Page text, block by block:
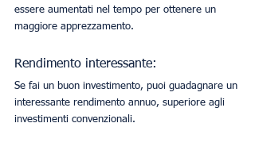
essere aumentati nel tempo per ottenere un
maggiore apprezzamento.
Rendimento interessante:
Se fai un buon investimento, puoi guadagnare un
interessante rendimento annuo, superiore agli
investimenti convenzionali.